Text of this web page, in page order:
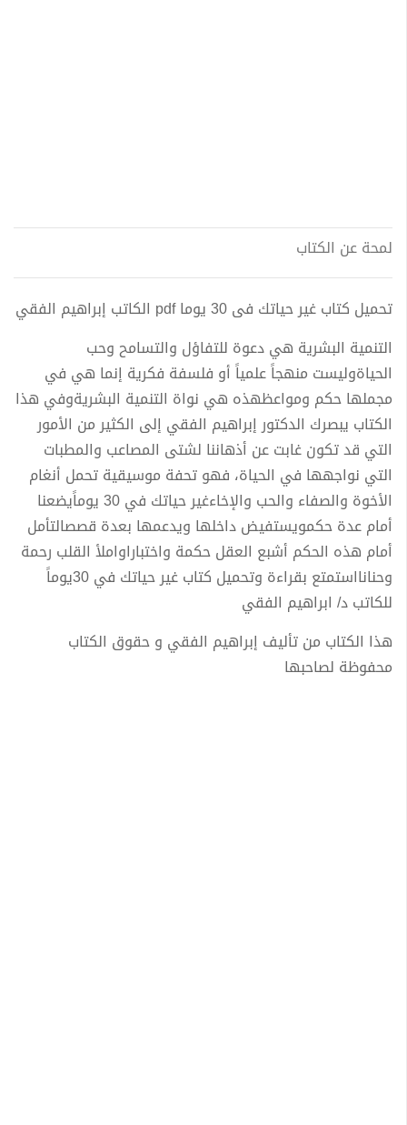
لمحة عن الكتاب
تحميل كتاب غير حياتك فى 30 يوما pdf الكاتب إبراهيم الفقي
التنمية البشرية هي دعوة للتفاؤل والتسامح وحب
الحياةوليست منهجاً علمياً أو فلسفة فكرية إنما هي في
مجملها حكم ومواعظهذه هي نواة التنمية البشريةوفي هذا
الكتاب يبصرك الدكتور إبراهيم الفقي إلى الكثير من الأمور
التي قد تكون غابت عن أذهاننا لشتى المصاعب والمطبات
التي نواجهها في الحياة، فهو تحفة موسيقية تحمل أنغام
الأخوة والصفاء والحب والإخاءغير حياتك في 30 يوماًيضعنا
أمام عدة حكمويستفيض داخلها ويدعمها بعدة قصصالتأمل
أمام هذه الحكم أشبع العقل حكمة واختباراواملأ القلب رحمة
وحنانااستمتع بقراءة وتحميل كتاب غير حياتك في 30يوماً
للكاتب د/ ابراهيم الفقي
هذا الكتاب من تأليف إبراهيم الفقي و حقوق الكتاب
محفوظة لصاحبها